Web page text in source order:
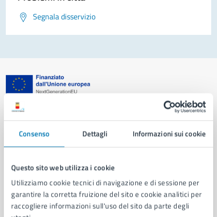
Consenso Dettagli Informazioni sui cookie
Questo sito web utilizza i cookie
Utilizziamo cookie tecnici di navigazione e di sessione per
garantire la corretta fruizione del sito e cookie analitici per
raccogliere informazioni sull'uso del sito da parte degli
Segnala disservizio
Organi di governo
Municipalità
Uffici
Enti e fondazioni
Politici